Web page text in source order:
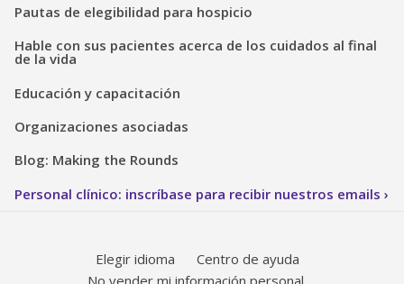
Pautas de elegibilidad para hospicio
Hable con sus pacientes acerca de los cuidados al final
de la vida
Educación y capacitación
Organizaciones asociadas
Blog: Making the Rounds
Personal clínico: inscríbase para recibir nuestros emails
Elegir idioma
Centro de ayuda
No vender mi información personal